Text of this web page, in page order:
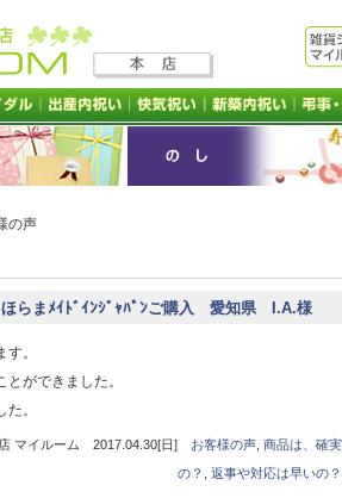
の声
ほらまﾒｲﾄﾞｲﾝｼﾞｬﾊﾟﾝご購入 愛知県 I.A.様
。
ができました。
。
マイルーム 2017.04.30[日] お客様の声, 商品は、確
の？
返事や対応は早いの？